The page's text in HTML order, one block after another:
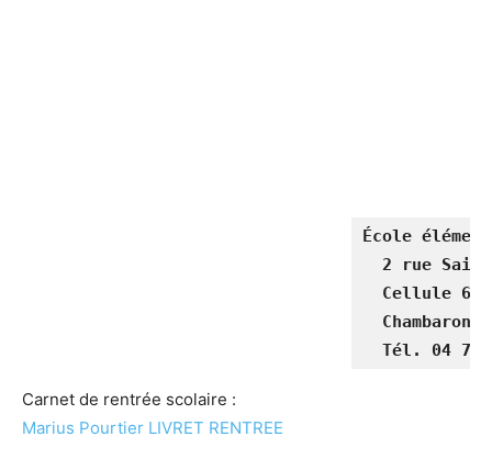
École
2 rue
Cellule
Chambaron
Carnet de rentrée scolaire :
Marius Pourtier LIVRET RENTREE